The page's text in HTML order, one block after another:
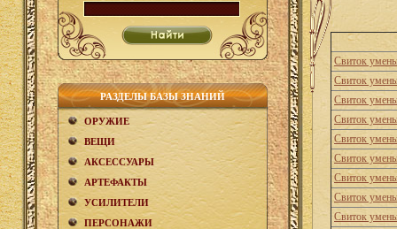
РАЗДЕЛЫ БАЗЫ ЗНАНИЙ
ОРУЖИЕ
ВЕЩИ
АКCЕСCУАРЫ
АРТЕФАКТЫ
УСИЛИТЕЛИ
ПЕРСОНАЖИ
Свиток
Свиток
Свиток
Свиток
Свиток
Свиток
Свиток
Свиток
Свиток